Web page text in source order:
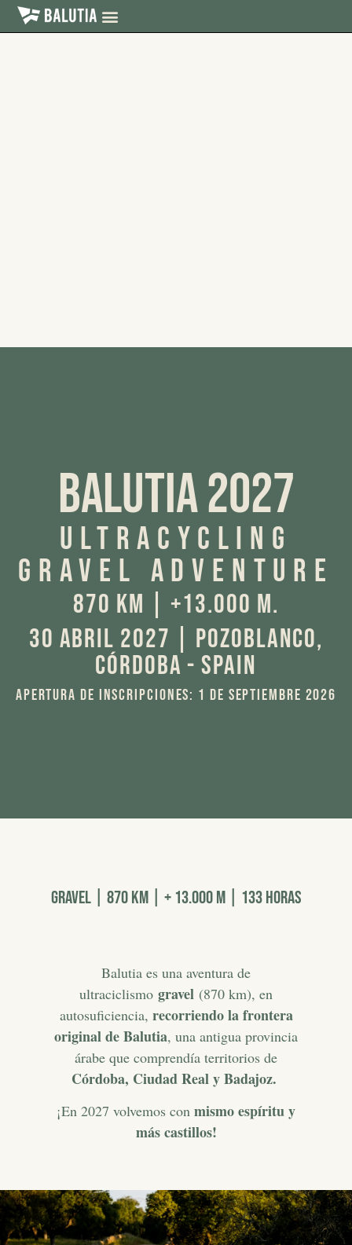
BALUTIA 2027
ultracycling
gravel adventure
870 KM | +13.000 M.
30 ABRIL 2027 | Pozoblanco,
Córdoba - Spain
Apertura de inscripciones: 1 de septiembre 2026
Gravel | 870 km | + 13.000 m | 133 HORAS
Balutia es una aventura de
ultraciclismo gravel (870 km), en
autosuficiencia, recorriendo la frontera
original deBalutia, una antigua provincia
árabe que comprendía territorios de
Córdoba, Ciudad Real y Badajoz.
¡En 2027 volvemos con mismo espíritu y
más castillos!